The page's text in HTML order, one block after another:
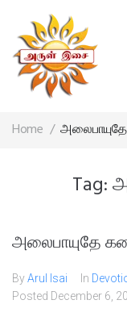
Home /
Tag:
அலைபாயுதே
ByArul Isai In
Posted December 6,